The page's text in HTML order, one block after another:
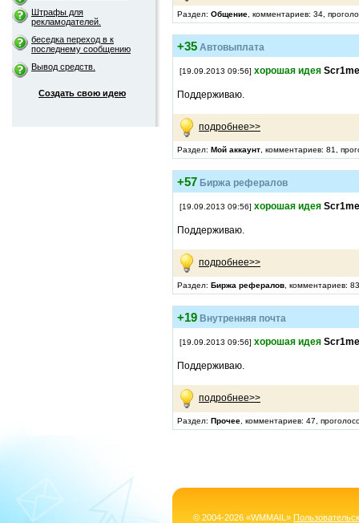
Штрафы для
рекламодателей.
беседка переход в к
последнему сообщению
Вывод средств.
Создать свою идею
Раздел: Общение , комментариев: 34,
+35 Автовыплата
[19.09.2013 09:56] хорошая идея
Поддерживаю.
подробнее>>
Раздел: Мой аккаунт , комментариев: 81,
+57 Биржа рефералов
[19.09.2013 09:56] хорошая идея
Поддерживаю.
подробнее>>
Раздел: Биржа рефералов , комментариев:
+19 Внутренняя почта
[19.09.2013 09:56] хорошая идея
Поддерживаю.
подробнее>>
Раздел: Прочее , комментариев: 47,
© 2004-2026 «WMMAIL»